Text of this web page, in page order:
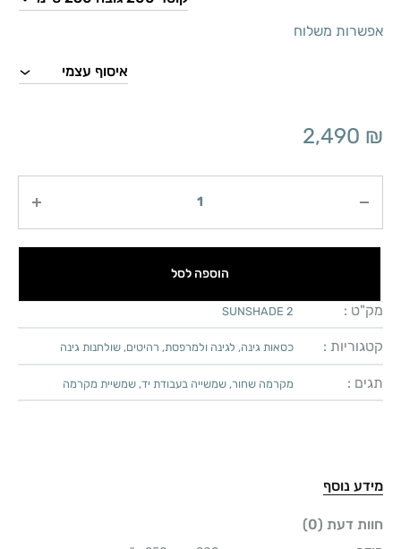
אפשרות משלוח
2,490 ₪
הוספה לסל
מק"ט : SUNSHADE 2
קטגוריות : כסאות גינה, לגינה ולמרפסת, רהיטים, שולחנות גינה
תגים : מקרמה שחור, שמשייה בעבודת יד, שמשיית מקרמה
מידע נוסף
חוות דעת (0)